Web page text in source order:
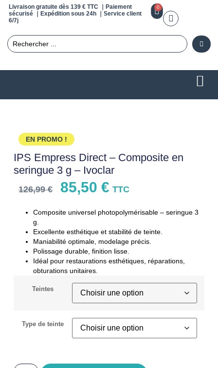
Livraison gratuite dès 139 € TTC ｜Paiement
sécurisé ｜Expédition sous 24h ｜Service client
6/7j
0
EN PROMO !
IPS Empress Direct – Composite en
seringue 3 g – Ivoclar
126,99€ 85,50 € TTC
Composite universel photopolymérisable – seringue 3
g.
Excellente esthétique et stabilité de teinte.
Maniabilité optimale, modelage précis.
Polissage durable, finition lisse.
Idéal pour restaurations esthétiques, réparations,
obturations unitaires.
Teintes
Type de teinte